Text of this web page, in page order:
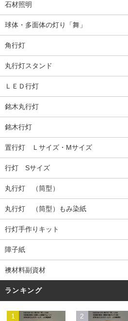
石材照明
球体・多面体の灯り「舞」
角行灯
丸行灯スタンド
ＬＥＤ行灯
銘木丸行灯
銘木行灯
置行灯 Ｌサイズ・Mサイズ
行灯 Sサイズ
丸行灯 （筒型）
丸行灯 （筒型）もみ染紙
行灯手作りキット
障子紙
襖材料副資材
ランキング
1 2